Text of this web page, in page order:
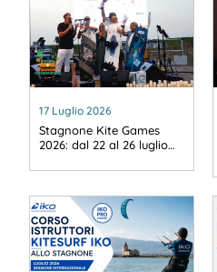
17 Luglio 2026
Stagnone Kite Games
2026: dal 22 al 26 luglio…